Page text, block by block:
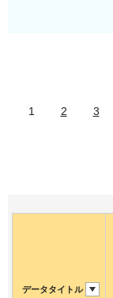
1 2 3
データタイトル